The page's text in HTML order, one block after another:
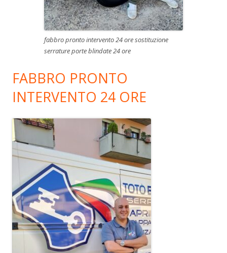
fabbro pronto intervento 24 ore sostituzione
serrature porte blindate 24 ore
FABBRO PRONTO
INTERVENTO 24 ORE